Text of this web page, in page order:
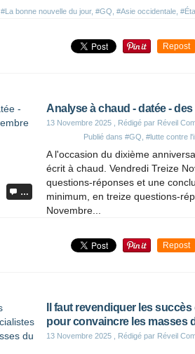
#La bonne nouvelle du jour, #GQ #Asie occidentale
Repost
…
Analyse à chaud - datée -
13 Novembre 2025 , Rédigé par Réveil
Publié dans #GQ #lutte contre
A l'occasion du dixième
écrit à chaud. Vendredi Treize
questions-réponses et une
minimum, en treize questions-
Novembre...
Repost
Il faut revendiquer les
pour convaincre les masses
13 Novembre 2025 , Rédigé par Réveil